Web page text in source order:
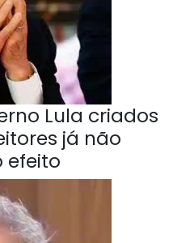
Lula criados
já não
efeito